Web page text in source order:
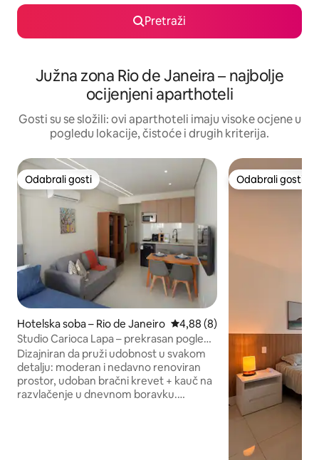
Pretraži
Južna zona Rio de Janeira – najbolje
ocijenjeni aparthoteli
Gosti su se složili: ovi aparthoteli imaju visoke ocjene u
pogledu lokacije, čistoće i drugih kriterija.
Odabrali gosti
Odabrali gosti
Hotelska soba – Rio de Janeiro Prosječna ocjena: 4,88/5,
4,88 (8)
Studio Carioca Lapa – prekrasan pogled i
krovna terasa
Dizajniran da pruži udobnost u svakom
detalju: moderan i nedavno renoviran
prostor, udoban bračni krevet + kauč na
razvlačenje u dnevnom boravku.
Odabrali gosti
Odabrali gosti